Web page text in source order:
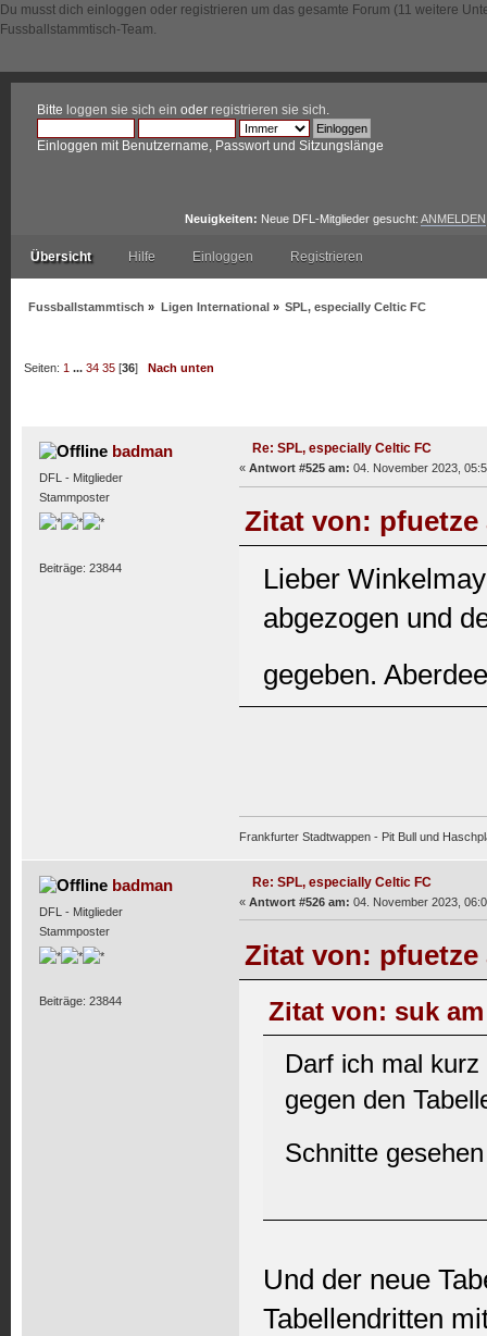
Du musst dich einloggen oder registrieren um das gesamte Forum (11 weitere
Fussballstammtisch-Team.
Bitte loggen sie sich ein oder registrieren sie sich
Einloggen mit Benutzername, Passwort und Sitzungslänge
Neuigkeiten: Neue DFL-Mitglieder gesucht: ANMELDEN
Übersicht Hilfe Einloggen Registrieren
Fussballstammtisch » Ligen International» SPL, especially Celtic FC
Seiten: 1 ...34 35 [36]Nach unten
badman
DFL - Mitglieder
Stammposter
Beiträge: 23844
Re: SPL, especially Celtic FC
« Antwort #525 am: 04. November 2023,
Zitat von: pfuetze
Lieber
abgezogen und
gegeben.
Frankfurter Stadtwappen - Pit Bull und
badman
DFL - Mitglieder
Stammposter
Beiträge: 23844
Re: SPL, especially Celtic FC
« Antwort #526 am: 04. November 2023,
Zitat von: pfuetze
Zitat von: suk am
Darf ich mal
gegen den
Schnitte
Und der neue
Tabellendritten